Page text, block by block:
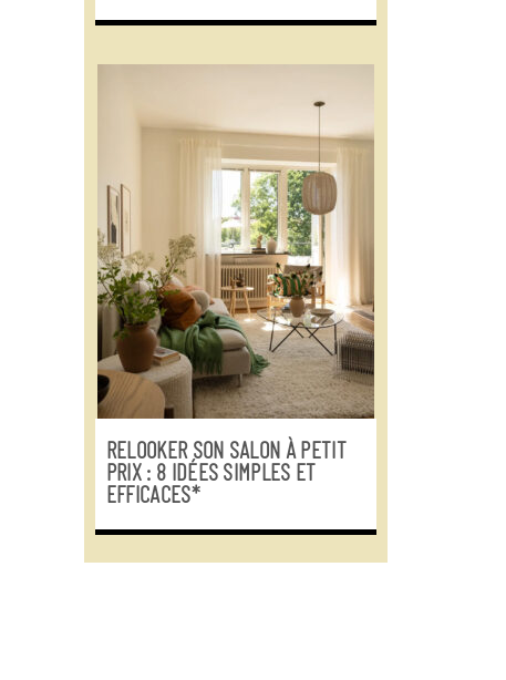
RELOOKER SON SALON À PETIT
PRIX : 8 IDÉES SIMPLES ET
EFFICACES*